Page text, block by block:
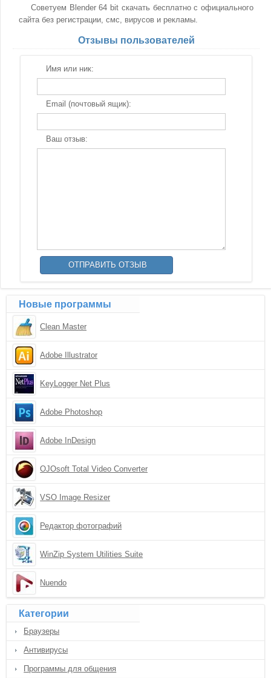
Советуем Blender 64 bit скачать бесплатно с официального
сайта без регистрации, смс, вирусов и рекламы.
Отзывы пользователей
Имя или ник:
Email (почтовый ящик):
Ваш отзыв:
Новые программы
Clean Master
Adobe Illustrator
KeyLogger Net Plus
Adobe Photoshop
Adobe InDesign
OJOsoft Total Video Converter
VSO Image Resizer
Редактор фотографий
WinZip System Utilities Suite
Nuendo
Категории
Браузеры
Антивирусы
Программы для общения